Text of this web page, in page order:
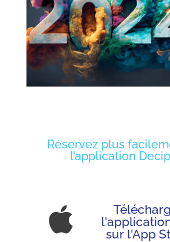
Réservez plus
l’application

sur l'App